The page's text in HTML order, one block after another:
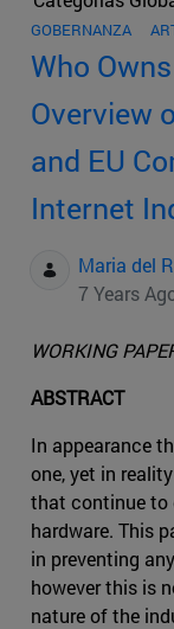
GOBERNANZA
Who
Overview
and EU
Internet
Maria del
7 Years
WORKING
ABSTRACT
In appearance
one, yet in
that continue to
hardware. This
in preventing
however this is
nature of the